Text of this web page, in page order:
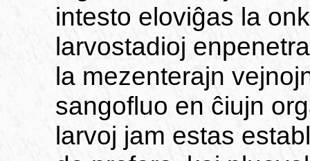
intesto eloviĝas la
larvostadioj
la mezenterajn
sangofluo en ĉiujn
larvoj jam estas